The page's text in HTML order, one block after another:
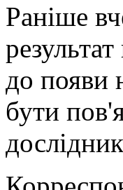
Раніше
до появи
бути